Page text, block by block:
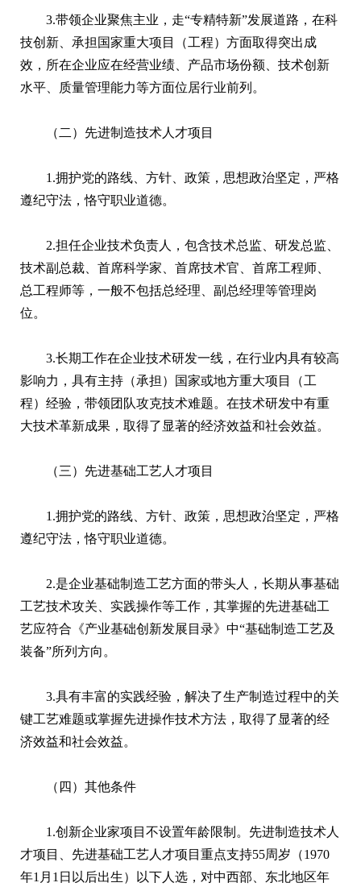
3.带领企业聚焦主业，走“专精特新”发展道路，在科
技创新、承担国家重大项目（工程）方面取得突出成
效，所在企业应在经营业绩、产品市场份额、技术创新
水平、质量管理能力等方面位居行业前列。
（二）先进制造技术人才项目
1.拥护党的路线、方针、政策，思想政治坚定，严格
遵纪守法，恪守职业道德。
2.担任企业技术负责人，包含技术总监、研发总监、
技术副总裁、首席科学家、首席技术官、首席工程师、
总工程师等，一般不包括总经理、副总经理等管理岗
位。
3.长期工作在企业技术研发一线，在行业内具有较高
影响力，具有主持（承担）国家或地方重大项目（工
程）经验，带领团队攻克技术难题。在技术研发中有重
大技术革新成果，取得了显著的经济效益和社会效益。
（三）先进基础工艺人才项目
1.拥护党的路线、方针、政策，思想政治坚定，严格
遵纪守法，恪守职业道德。
2.是企业基础制造工艺方面的带头人，长期从事基础
工艺技术攻关、实践操作等工作，其掌握的先进基础工
艺应符合《产业基础创新发展目录》中“基础制造工艺及
装备”所列方向。
3.具有丰富的实践经验，解决了生产制造过程中的关
键工艺难题或掌握先进操作技术方法，取得了显著的经
济效益和社会效益。
（四）其他条件
1.创新企业家项目不设置年龄限制。先进制造技术人
才项目、先进基础工艺人才项目重点支持55周岁（1970
年1月1日以后出生）以下人选，对中西部、东北地区年